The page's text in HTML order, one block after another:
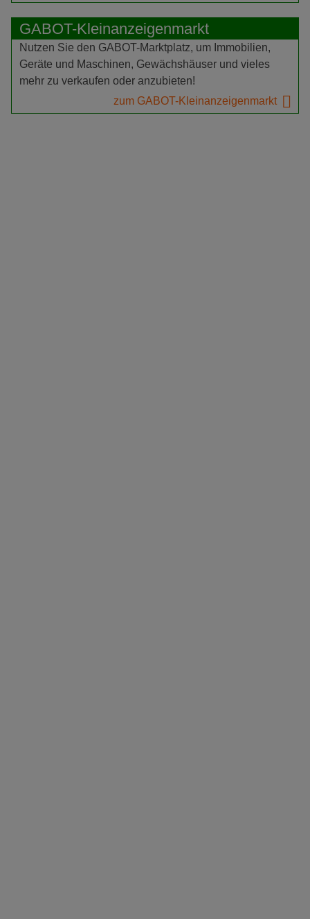
GABOT-Kleinanzeigenmarkt
Nutzen Sie den GABOT-Marktplatz, um Immobilien,
Geräte und Maschinen, Gewächshäuser und vieles
mehr zu verkaufen oder anzubieten!
zum GABOT-Kleinanzeigenmarkt